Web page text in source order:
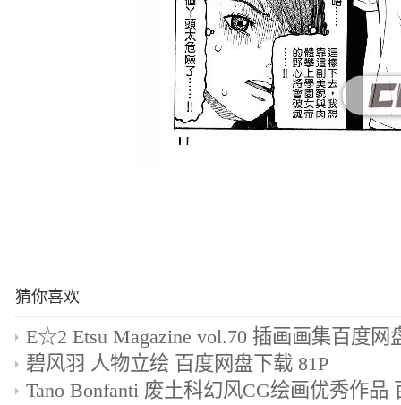
猜你喜欢
E☆2 Etsu Magazine vol.70 插画画集百度网
碧风羽 人物立绘 百度网盘下载 81P